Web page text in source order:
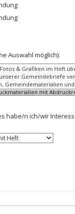
Auswahl möglich):
habe/n ich/wir